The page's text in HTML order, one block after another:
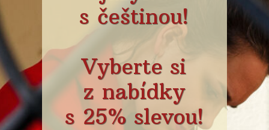
s češtinou!
Vyberte si
z nabídky
s 25% slevou!